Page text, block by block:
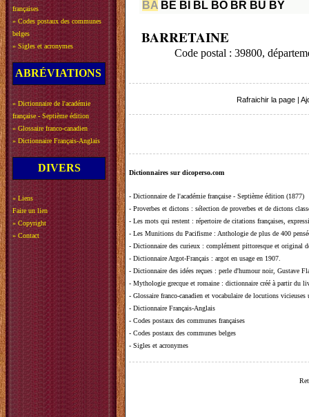
françaises
» Codes postaux des communes
belges
» Sigles et acronymes
ABRÉVIATIONS
» Dictionnaire de l'académie
française - Septième édition
» Glossaire franco-canadien
» Dictionnaire Français-Anglais
DIVERS
» Liens
Faire un lien
» Copyright
» Contact
BA BE BI BL BO BR BU BY
BARRETAINE
Code postal : 39800,
Rafraichir la page
Dictionnaires sur dicoperso.com
- Dictionnaire de l'académie française - Septième édition (1877)
- Proverbes et dictons : sélection de proverbes et de dictons
- Les mots qui restent : répertoire de citations françaises,
- Les Munitions du Pacifisme : Anthologie de plus de 400
- Dictionnaire des curieux : complément pittoresque et original
- Dictionnaire Argot-Français : argot en usage en 1907.
- Dictionnaire des idées reçues : perle d'humour noir, Gustave
- Mythologie grecque et romaine : dictionnaire créé à partir du
- Glossaire franco-canadien et vocabulaire de locutions vicieuses
- Dictionnaire Français-Anglais
- Codes postaux des communes françaises
- Codes postaux des communes belges
- Sigles et acronymes